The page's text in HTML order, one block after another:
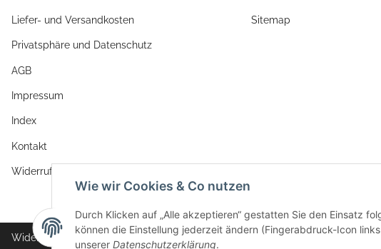
Liefer- und Versandkosten
Privatsphäre und Datenschutz
AGB
Impressum
Index
Kontakt
Widerrufsrecht
Sitemap
Widerrufsbutton
Wie wir Cookies & Co nutzen
Durch Klicken auf „Alle akzeptieren“ gestatten Sie den Einsatz
können die Einstellung jederzeit ändern (Fingerabdruck-Icon
unserer Datenschutzerklärung.